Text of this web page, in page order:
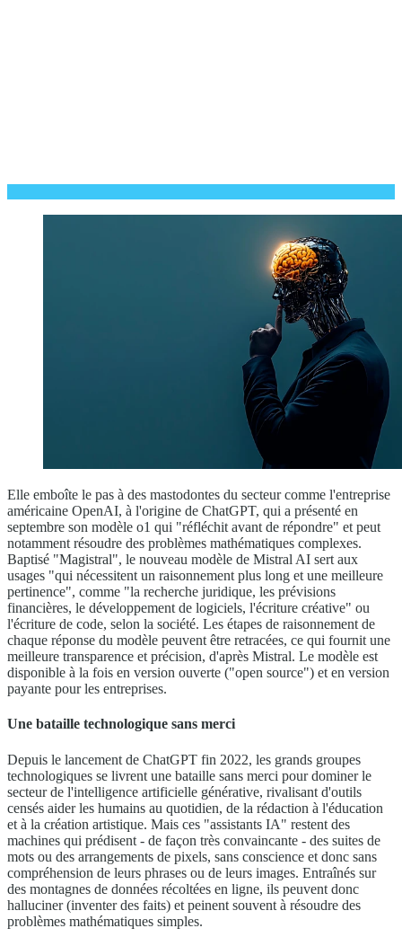
Elle emboîte le pas à des mastodontes du secteur comme l'entreprise
américaine OpenAI, à l'origine de ChatGPT, qui a présenté en
septembre son modèle o1 qui "réfléchit avant de répondre" et peut
notamment résoudre des problèmes mathématiques complexes.
Baptisé "Magistral", le nouveau modèle de Mistral AI sert aux
usages "qui nécessitent un raisonnement plus long et une meilleure
pertinence", comme "la recherche juridique, les prévisions
financières, le développement de logiciels, l'écriture créative" ou
l'écriture de code, selon la société. Les étapes de raisonnement de
chaque réponse du modèle peuvent être retracées, ce qui fournit une
meilleure transparence et précision, d'après Mistral. Le modèle est
disponible à la fois en version ouverte ("open source") et en version
payante pour les entreprises.
Une bataille technologique sans merci
Depuis le lancement de ChatGPT fin 2022, les grands groupes
technologiques se livrent une bataille sans merci pour dominer le
secteur de l'intelligence artificielle générative, rivalisant d'outils
censés aider les humains au quotidien, de la rédaction à l'éducation
et à la création artistique. Mais ces "assistants IA" restent des
machines qui prédisent - de façon très convaincante - des suites de
mots ou des arrangements de pixels, sans conscience et donc sans
compréhension de leurs phrases ou de leurs images. Entraînés sur
des montagnes de données récoltées en ligne, ils peuvent donc
halluciner (inventer des faits) et peinent souvent à résoudre des
problèmes mathématiques simples.